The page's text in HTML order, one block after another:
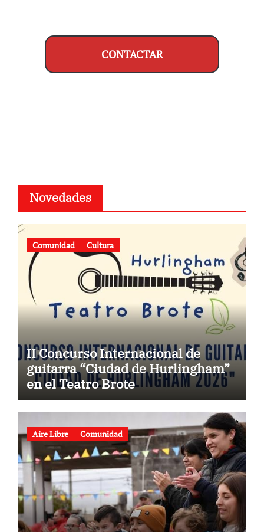
CONTACTAR
Novedades
Comunidad Cultura
II Concurso Internacional de
guitarra “Ciudad de Hurlingham”
en el Teatro Brote
Aire Libre Comunidad